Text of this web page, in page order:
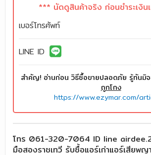
*** นัดดูสินค้าจริง ก่อนชำระเงิน
เบอร์โทรศัพท์
LINE ID
สำคัญ! อ่านก่อน วิธีซื้อขายปลอดภัย รู้ทันมิ
ถูกโกง
https://www.ezymar.com/
โทร 061-320-7064 ID line
มือสองราชเทวี รับซื้อแอร์เก่าแอร์เสียพญ